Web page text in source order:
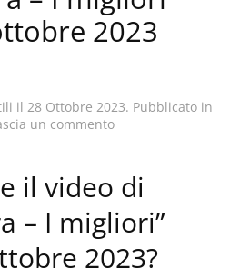
2023
il 28 Ottobre 2023. Pubblicato in
un commento
il video di
– I migliori”
2023?